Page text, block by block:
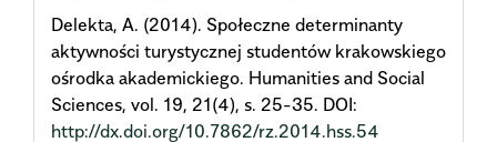
Delekta, A. (2014). Społeczne determinanty
aktywności turystycznej studentów krakowskiego
ośrodka akademickiego. Humanities and Social
Sciences, vol. 19, 21(4), s. 25-35. DOI:
http://dx.doi.org/10.7862/rz.2014.hss.54